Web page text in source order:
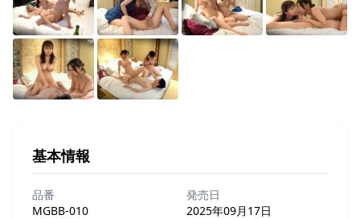
基本情報
品番
MGBB-010
発売日
2025年09月17日